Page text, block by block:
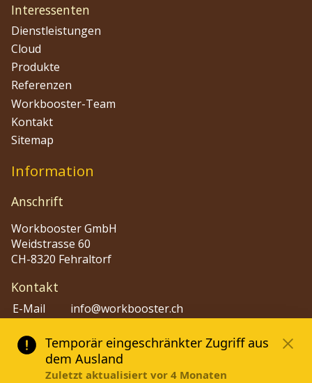
Interessenten
Dienstleistungen
Cloud
Produkte
Referenzen
Workbooster-Team
Kontakt
Sitemap
Information
Anschrift
Workbooster GmbH
Weidstrasse 60
CH-8320 Fehraltorf
Kontakt
E-Mail
info@workbooster.ch
Dokumente